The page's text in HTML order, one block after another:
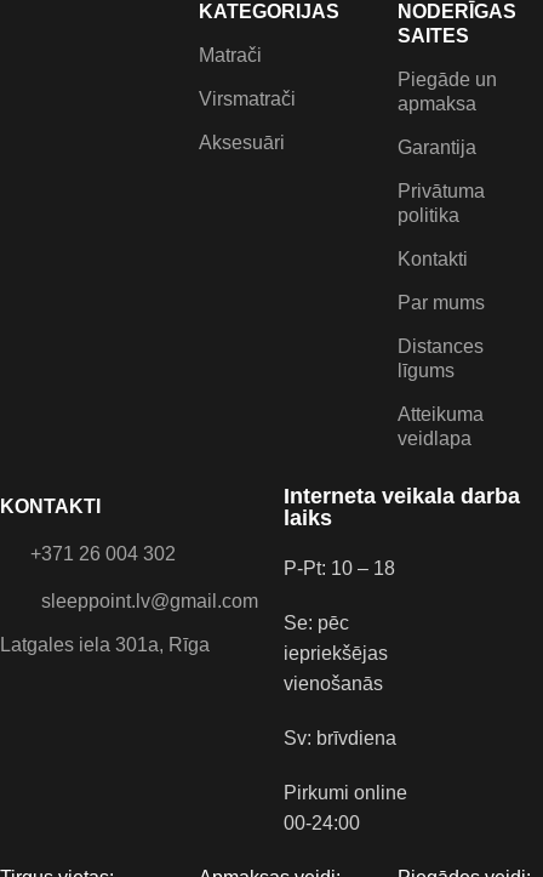
KATEGORIJAS
Matrači
Virsmatrači
Aksesuāri
KONTAKTI
+371 26 004 302
sleeppoint.lv@gmail.com
Latgales iela 301a, Rīga
NODERĪGAS
SAITES
Piegāde un
apmaksa
Garantija
Privātuma
politika
Kontakti
Par mums
Distances
līgums
Atteikuma
veidlapa
Interneta veikala darba
laiks
P-Pt: 10 – 18
Se: pēc
iepriekšējas
vienošanās
Sv: brīvdiena
Pirkumi online
00-24:00